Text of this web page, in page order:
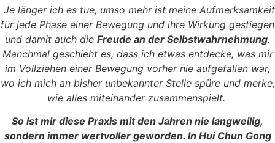
Je länger ich es tue, umso mehr ist meine Aufmerksamkeit
für jede Phase einer Bewegung und ihre Wirkung gestiegen
und damit auch die Freude an der Selbstwahrnehmung.
Manchmal geschieht es, dass ich etwas entdecke, was mir
im Vollziehen einer Bewegung vorher nie aufgefallen war,
wo ich mich an bisher unbekannter Stelle spüre und merke,
wie alles miteinander zusammenspielt.
So ist mir diese Praxis mit den Jahren nie langweilig,
sondern immer wertvoller geworden. In Hui Chun Gong